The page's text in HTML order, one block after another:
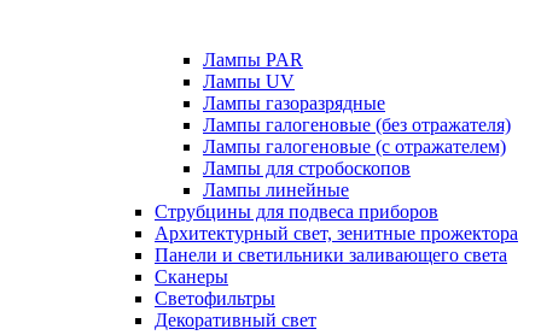
Лампы PAR
Лампы UV
Лампы газоразрядные
Лампы галогеновые (без отражателя)
Лампы галогеновые (с отражателем)
Лампы для стробоскопов
Лампы линейные
Струбцины для подвеса приборов
Архитектурный свет, зенитные прожектора
Панели и светильники заливающего света
Сканеры
Светофильтры
Декоративный свет